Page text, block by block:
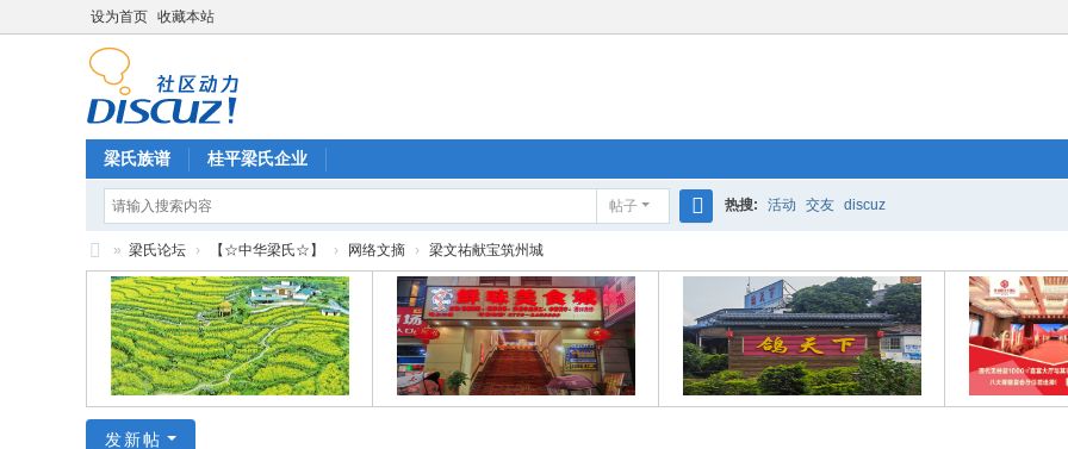
设为首页 收藏本站
梁氏族谱 桂平梁氏企业
帖子
索
热搜: 活动 交友 discuz
» 梁氏论坛 › 【☆中华梁氏☆】 › 网络文摘 › 梁文祐献宝筑州城
发新帖